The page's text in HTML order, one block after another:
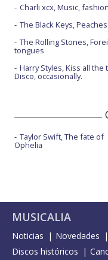
Charli xcx, Music,
The Black Keys, Peaches!
The Rolling Stones,
tongues
Harry Styles, Kiss all the
Disco, occasionally.
Taylor Swift, The fate of
Ophelia
MUSICALIA
Noticias Novedades
Discos históricos